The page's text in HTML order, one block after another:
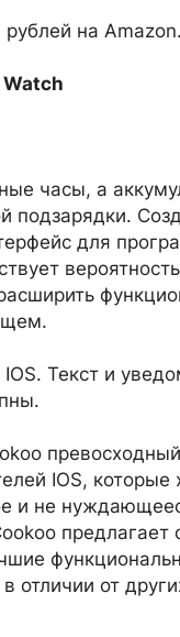
на
Watch
часы, а
подзарядки.
для
Текст и
IOS, которые
и не
предлагает
отличии от